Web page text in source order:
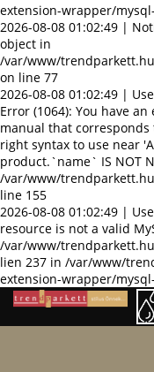
extension-wrapper/
2026-08-08 01:02:49 |
object in
/var/www/
on line 77
2026-08-08 01:02:49 |
Error (1064): You have
manual that corresponds
right syntax to use near
product.`name` IS NOT
/var/www/
line 155
2026-08-08 01:02:49 |
resource is not a valid
/var/www/
lien 237 in /var/www/
extension-wrapper/